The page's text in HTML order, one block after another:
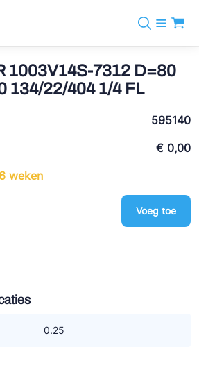
1003V14S-7312 D=80
134/22/404 1/4 FL
595140
€ 0,00
weken
Voeg toe
0.25